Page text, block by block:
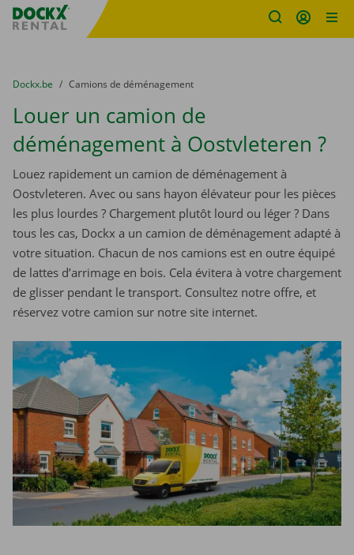
sitename
You are here:
du
Dockx.be to
Camions de déménagement
Louer un camion de
déménagement à Oostvleteren ?
Louez rapidement un camion de déménagement à
Oostvleteren. Avec ou sans hayon élévateur pour les pièces
les plus lourdes ? Chargement plutôt lourd ou léger ? Dans
tous les cas, Dockx a un camion de déménagement adapté à
votre situation. Chacun de nos camions est en outre équipé
de lattes d’arrimage en bois. Cela évitera à votre chargement
de glisser pendant le transport. Consultez notre offre, et
réservez votre camion sur notre site internet.